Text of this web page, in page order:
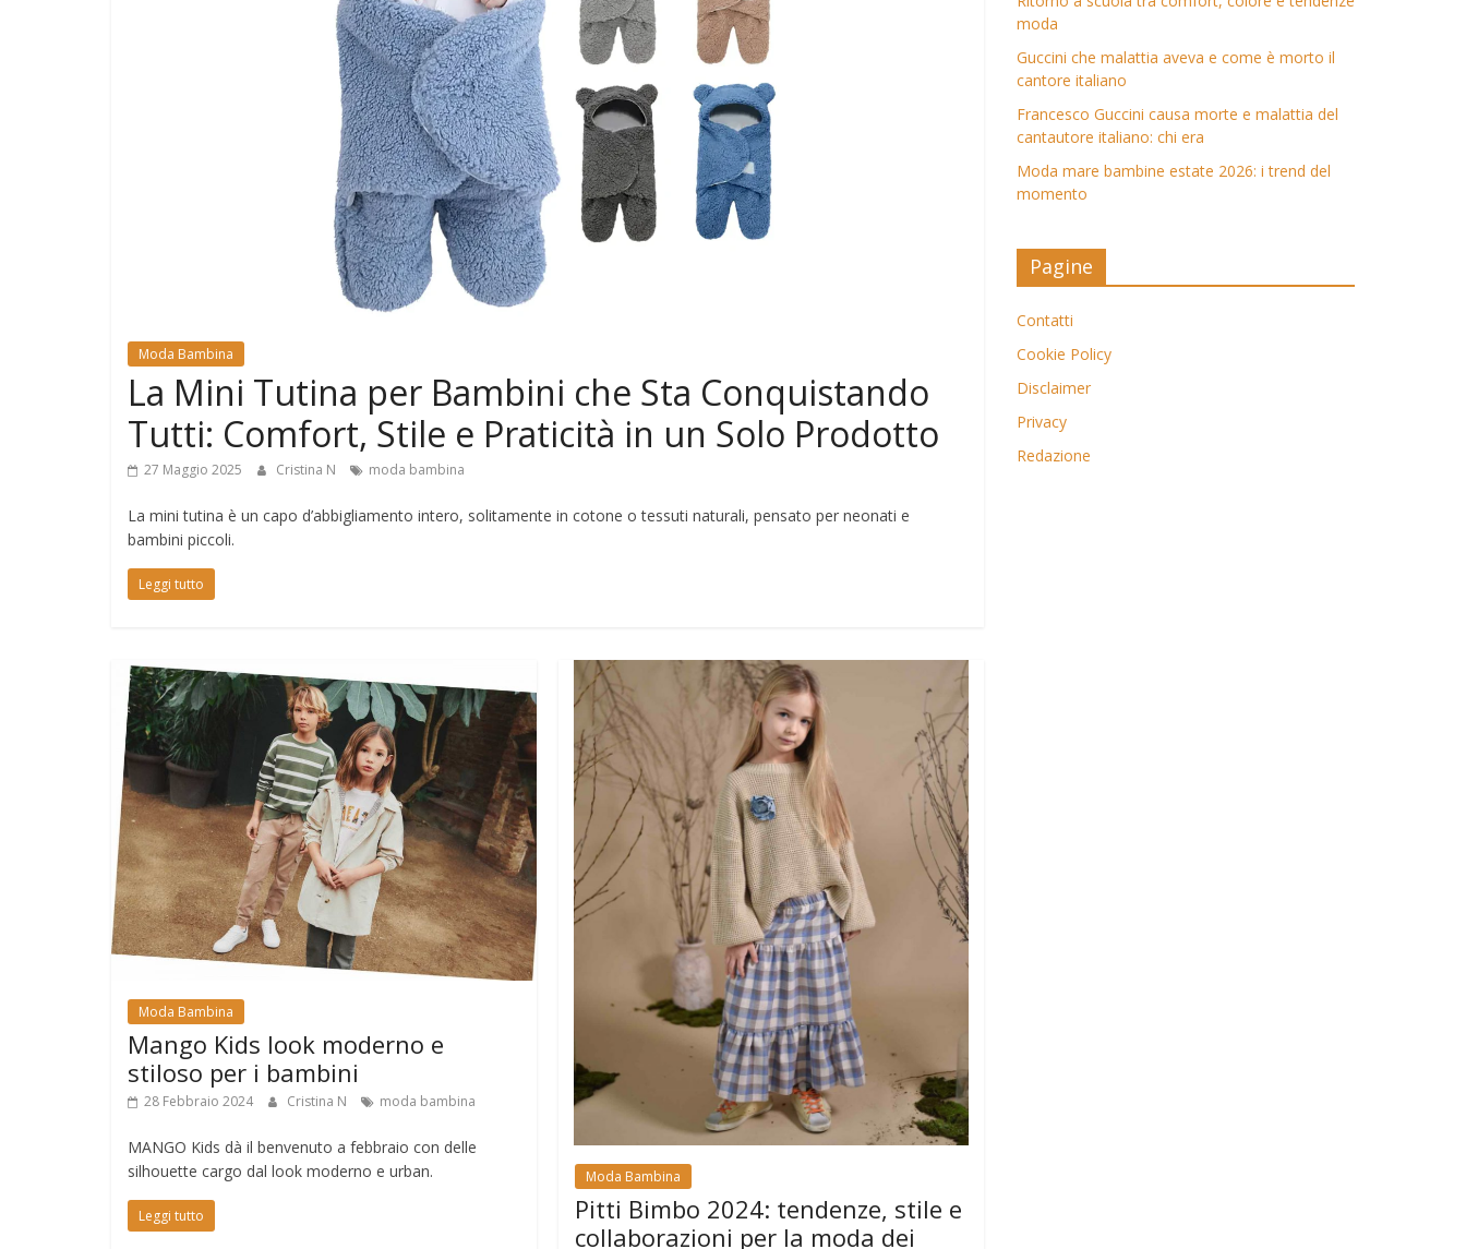
Moda Bambina
La Mini Tutina per Bambini che Sta Conquistando
Tutti: Comfort, Stile e Praticità in un Solo Prodotto
27 Maggio 2025 Cristina N moda bambina
La mini tutina è un capo d’abbigliamento intero, solitamente in cotone o tessuti naturali, pensato per neonati e
bambini piccoli.
Leggi tutto
Moda Bambina
Mango Kids look moderno e
stiloso per i bambini
28 Febbraio 2024 Cristina N moda bambina
MANGO Kids dà il benvenuto a febbraio con delle
silhouette cargo dal look moderno e urban.
Leggi tutto
Moda Bambina
Pitti Bimbo 2024: tendenze, stile e
collaborazioni per la moda dei
moda
Guccini che malattia aveva e come è morto il
cantore italiano
Francesco Guccini causa morte e malattia del
cantautore italiano: chi era
Moda mare bambine estate 2026: i trend del
momento
Pagine
Contatti
Cookie Policy
Disclaimer
Privacy
Redazione